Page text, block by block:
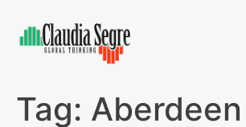
Tag: Aberdeen